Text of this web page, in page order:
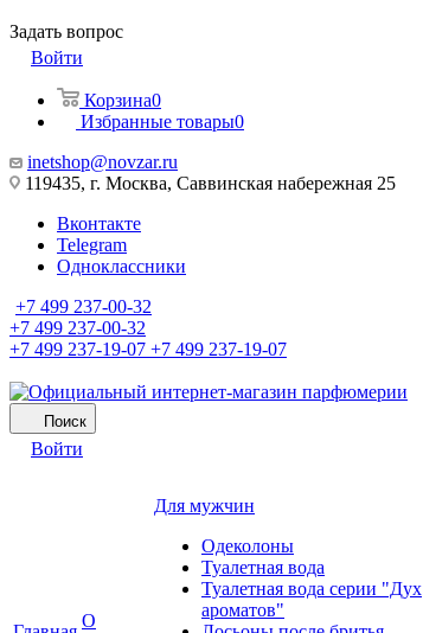
Задать вопрос
Войти
Корзина0
Избранные товары0
inetshop@novzar.ru
119435, г. Москва, Саввинская набережная 25
Вконтакте
Telegram
Одноклассники
+7 499 237-00-32
+7 499 237-00-32
+7 499 237-19-07 +7 499 237-19-07
Поиск
Войти
О
Для мужчин
Одеколоны
Туалетная вода
Туалетная вода серии "Дух
ароматов"